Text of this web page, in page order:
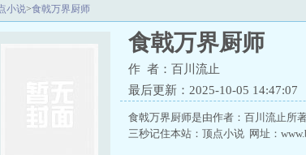
小说>食戟万界厨师
食戟万界厨师
作 者：百川流止
最后更新：2025-10-05 14:47:07
食戟万界厨师是由作者：百川流止所
三秒记住本站：顶点小说 网址：